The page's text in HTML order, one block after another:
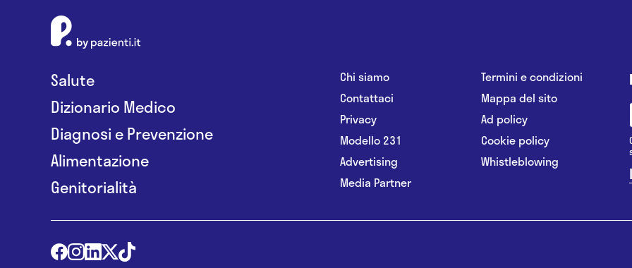
Salute
Dizionario Medico
Diagnosi e Prevenzione
Alimentazione
Genitorialità
Chi siamo
Contattaci
Privacy
Modello 231
Advertising
Media Partner
Termini e condizioni
Mappa del sito
Ad policy
Cookie policy
Whistleblowing